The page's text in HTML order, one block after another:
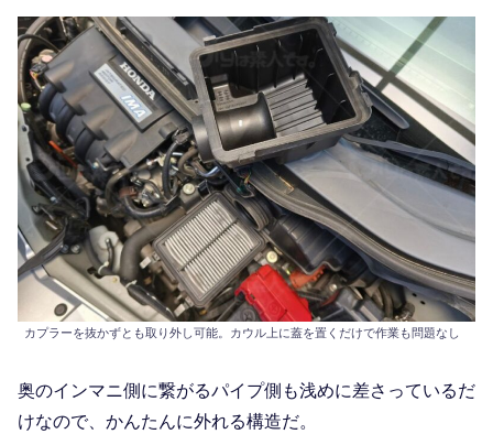
カプラーを抜かずとも取り外し可能。カウル上に蓋を置くだけで作業も問題なし
奥のインマニ側に繋がるパイプ側も浅めに差さっているだ
けなので、かんたんに外れる構造だ。